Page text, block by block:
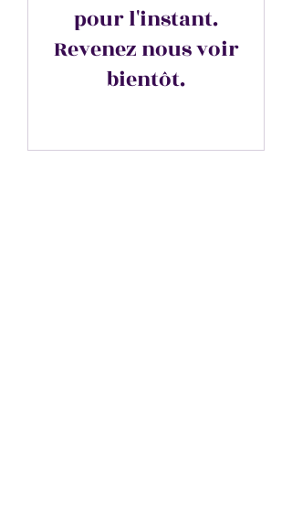
pour l'instant.
Revenez nous voir
bientôt.